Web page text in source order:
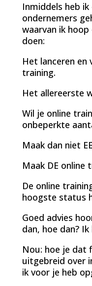
Inmiddels heb
ondernemers
waarvan ik
doen:
Het lanceren en
training.
Het allereerste
Wil je online
onbeperkte
Maak dan niet
Maak DE online
De online
hoogste status
Goed advies
dan, hoe dan?
Nou: hoe je dat
uitgebreid over
ik voor je heb